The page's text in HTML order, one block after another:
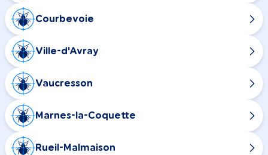
Courbevoie
Ville-d'Avray
Vaucresson
Marnes-la-Coquette
Rueil-Malmaison